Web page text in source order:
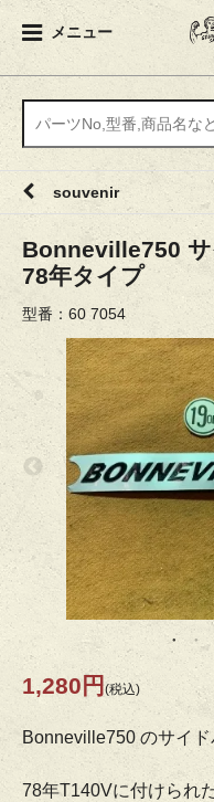
メニュー
souvenir
Bonneville750
78年タイプ
型番：60 7054
1,280円 (税込)
Bonneville750 のサイ
78年T140Vに付けられ